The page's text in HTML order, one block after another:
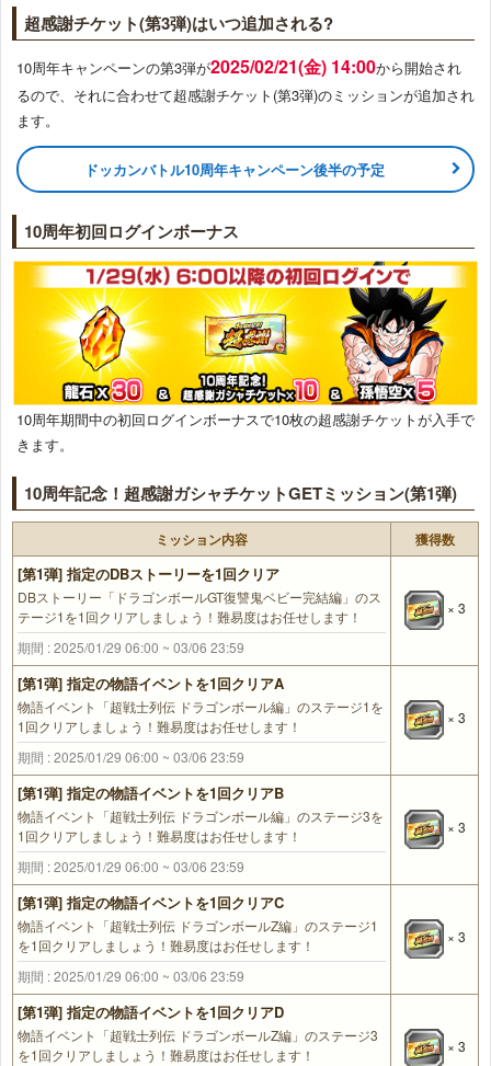
超感謝チケット(第3弾)はいつ追加される?
10周年キャンペーンの第3弾が2025/02/21(金) 14:00から開始され
るので、それに合わせて超感謝チケット(第3弾)のミッションが追加され
ます。
ドッカンバトル10周年キャンペーン後半の予定
10周年初回ログインボーナス
10周年期間中の初回ログインボーナスで10枚の超感謝チケットが入手で
きます。
10周年記念！超感謝ガシャチケットGETミッション(第1弾)
ミッション内容 獲得数
[第1弾] 指定のDBストーリーを1回クリア
DBストーリー「ドラゴンボールGT復讐鬼ベビー完結編」のス
テージ1を1回クリアしましょう！難易度はお任せします！
期間 : 2025/01/29 06:00 ~ 03/06 23:59
× 3
[第1弾] 指定の物語イベントを1回クリアA
物語イベント「超戦士列伝 ドラゴンボール編」のステージ1を
1回クリアしましょう！難易度はお任せします！
期間 : 2025/01/29 06:00 ~ 03/06 23:59
× 3
[第1弾] 指定の物語イベントを1回クリアB
物語イベント「超戦士列伝 ドラゴンボール編」のステージ3を
1回クリアしましょう！難易度はお任せします！
期間 : 2025/01/29 06:00 ~ 03/06 23:59
× 3
[第1弾] 指定の物語イベントを1回クリアC
物語イベント「超戦士列伝 ドラゴンボールZ編」のステージ1
を1回クリアしましょう！難易度はお任せします！
期間 : 2025/01/29 06:00 ~ 03/06 23:59
× 3
[第1弾] 指定の物語イベントを1回クリアD
物語イベント「超戦士列伝 ドラゴンボールZ編」のステージ3
を1回クリアしましょう！難易度はお任せします！
× 3